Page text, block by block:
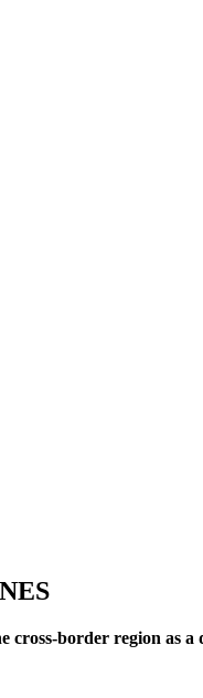
cross-border region as